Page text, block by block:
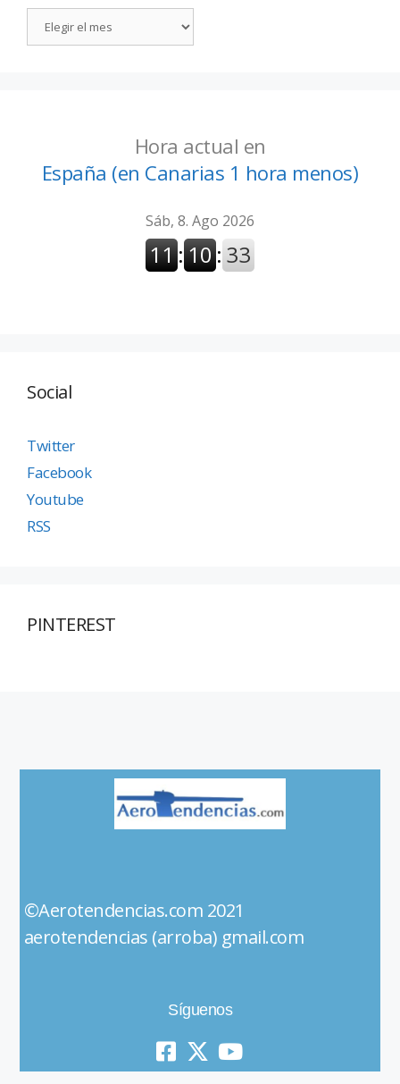
Hora actual en
España (en Canarias 1 hora menos)
Social
Twitter
Facebook
Youtube
RSS
PINTEREST
©Aerotendencias.com 2021
aerotendencias (arroba) gmail.com
Síguenos